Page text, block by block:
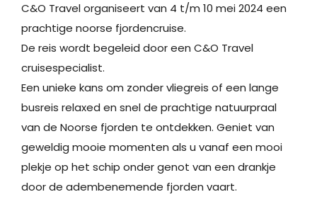
C&O Travel organiseert van 4 t/m 10 mei 2024 een
prachtige noorse fjordencruise.
De reis wordt begeleid door een C&O Travel
cruisespecialist.
Een unieke kans om zonder vliegreis of een lange
busreis relaxed en snel de prachtige natuurpraal
van de Noorse fjorden te ontdekken. Geniet van
geweldig mooie momenten als u vanaf een mooi
plekje op het schip onder genot van een drankje
door de adembenemende fjorden vaart.